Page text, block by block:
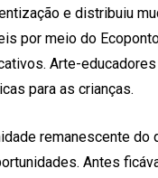
e distribuiu
por meio do
Arte-
para as crianças.
remanescente
Antes